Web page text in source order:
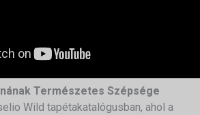
Természetes Szépsége
Wild tapétakatalógusban, ahol a